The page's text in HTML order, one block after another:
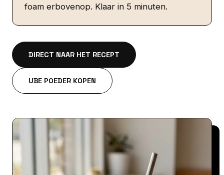
foam erbovenop. Klaar in 5 minuten.
DIRECT NAAR HET RECEPT
UBE POEDER KOPEN